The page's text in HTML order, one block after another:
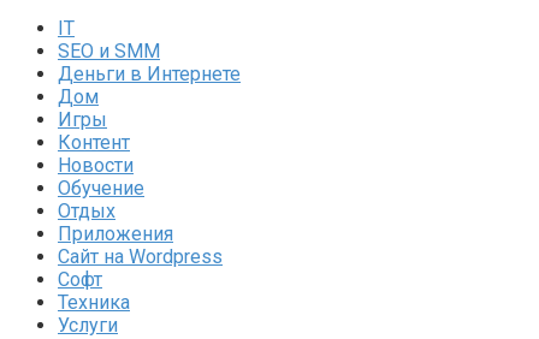
IT
SEO и SMM
Деньги в Интернете
Дом
Игры
Контент
Новости
Обучение
Отдых
Приложения
Сайт на Wordpress
Софт
Техника
Услуги